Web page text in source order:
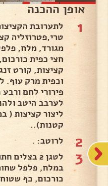
אופן ההכנה
1
לתערובת
מגורד, מלח,
חצי כפית
קציצות, קורט
פירורי לחם
ליצור קציצות (
קטנות)..
2 לרוטב: .
3
לטגן 2
במלח, פלפל
כורכום, כף